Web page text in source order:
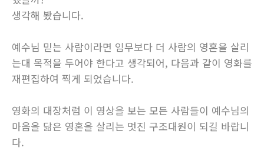
생각해 봤습니다.
예수님 믿는 사람이라면 임무보다 더 사람의 영혼을 살리
는대 목적을 두어야 한다고 생각되어, 다음과 같이 영화를
재편집하여 찍게 되었습니다.
영화의 대장처럼 이 영상을 보는 모든 사람들이 예수님의
마음을 닮은 영혼을 살리는 멋진 구조대원이 되길 바랍니
다.